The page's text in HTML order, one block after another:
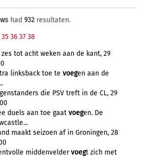
had 932 resultaten.
35 36 37 38
tot acht weken aan de kant, 29
linksback toe te voegen aan de
die PSV treft in de CL, 29
duels aan toe gaat voegen. De
maakt seizoen af in Groningen, 28
middenveldervoegt zich met